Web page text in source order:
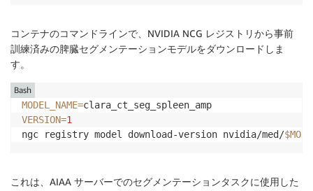
コンテナのコマンドラインで、NVIDIA NCG レジストリから事前
訓練済みの脾臓セグメンテーションモデルをダウンロードしま
す。
MODEL_NAME=
VERSION=1
ngc registry model download-version nvidia/med/
Bash
これは、AIAA サーバーでのセグメンテーションタスクに使用した